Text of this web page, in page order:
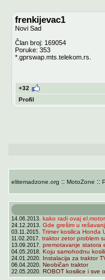
frenkijevac1
Novi Sad
Član broj: 169054
Poruke: 353
*.gprswap.mts.telekom.rs.
+32
Profil
elitemadzone.org :: MotoZone ::
14.06.2013. kako radi ovaj el.motor
24.12.2013. Gde grešim u
03.11.2015. Trimer kosilica Honda
11.02.2017. traktor zetor problem
13.09.2017. premotavanje statora
04.05.2018. Koju samohodnu
24.01.2020. Instalacija za traktor
06.04.2020. Neobičan traktor
22.05.2020. ROBOT kosilice i sve